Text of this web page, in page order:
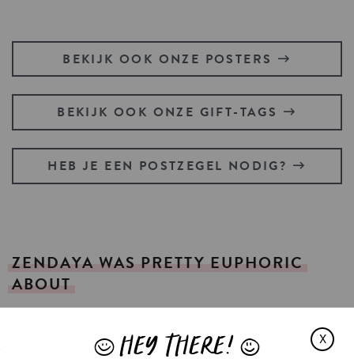
BEKIJK OOK ONZE POSTERS
BEKIJK OOK ONZE GIFT-TAGS
HEB JE EEN POSTZEGEL NODIG?
ZENDAYA WAS PRETTY EUPHORIC
ABOUT
X
JHEY THERE! L